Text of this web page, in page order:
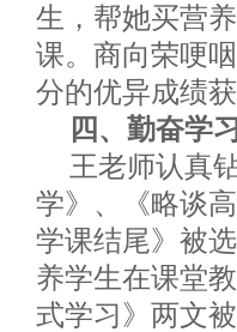
生，帮她买营
课。商向荣哽
分的优异成绩
四、勤奋学
王老师认真
学》、《略谈
学课结尾》被
养学生在课堂
式学习》两文